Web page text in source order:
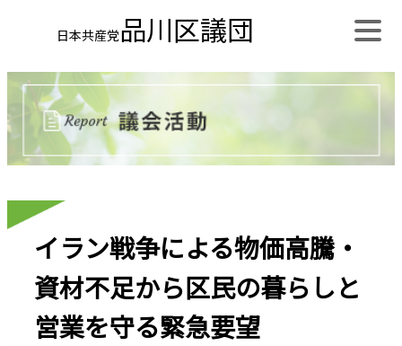
日本共産党品川区議団
イラン戦争による物価高騰・
資材不足から区民の暮らしと
営業を守る緊急要望